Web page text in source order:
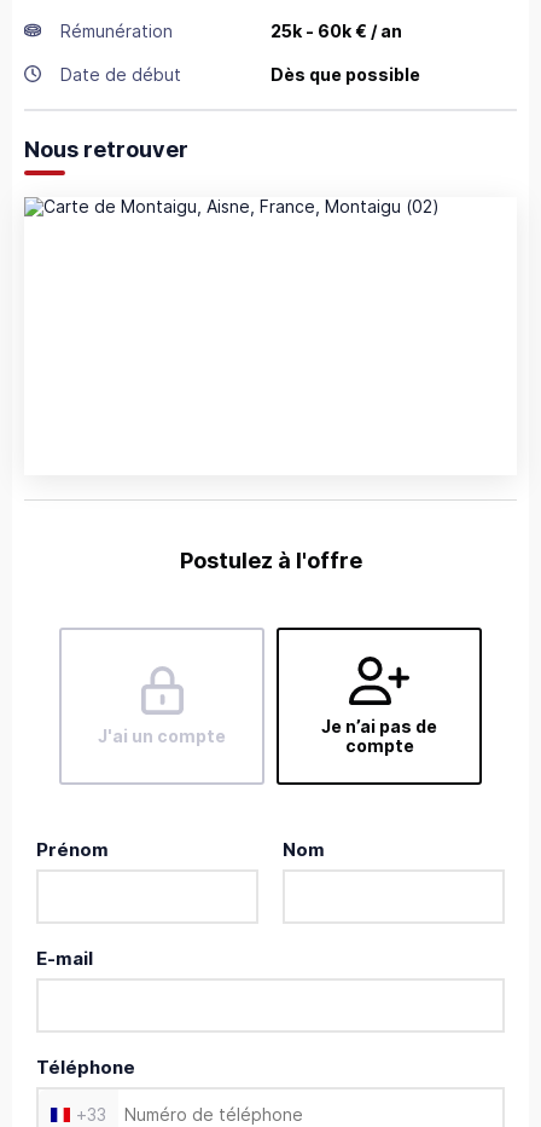
Rémunération 25k - 60k € / an
Date de début Dès que possible
Nous retrouver
Postulez à l'offre
J'ai un compte
Je n’ai pas de
compte
Prénom Nom
E-mail
Téléphone
+33